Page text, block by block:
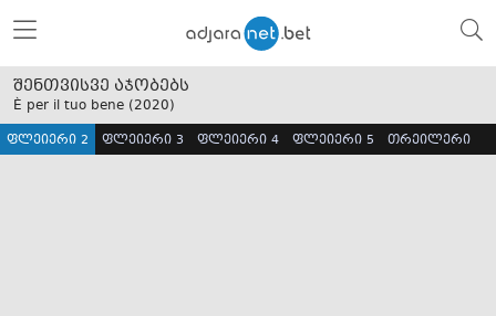
შენთვისვე აჯობებს
È per il tuo bene (2020)
ფლეიერი 2 ფლეიერი 3 ფლეიერი 4 ფლეიერი 5 თრეილერი